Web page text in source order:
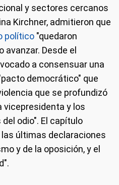
y sectores cercanos
Kirchner, admitieron que
político "quedaron
avanzar. Desde el
a consensuar una
democrático" que
que se profundizó
vicepresidenta y los
odio". El capítulo
últimas declaraciones
y de la oposición, y el